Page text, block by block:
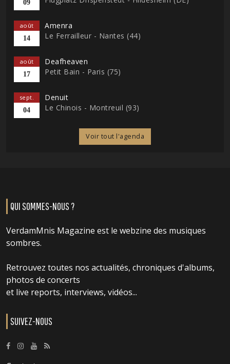
09
août
14
Amenra
Le Ferrailleur - Nantes (44)
août
17
Deafheaven
Petit Bain - Paris (75)
sept.
04
Denuit
Le Chinois - Montreuil (93)
Voir tout l'agenda
QUI SOMMES-NOUS ?
VerdamMnis Magazine est le webzine des musiques
sombres.
Retrouvez toutes nos actualités, chroniques d'albums,
photos de concerts
et live reports, interviews, vidéos...
SUIVEZ-NOUS